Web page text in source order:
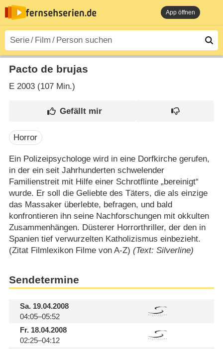
App öffnen
Pacto de brujas
E2003 (107 Min.)
Horror
Ein Polizeipsychologe wird in eine Dorfkirche gerufen,
in der ein seit Jahrhunderten schwelender
Familienstreit mit Hilfe einer Schrotflinte „bereinigt“
wurde. Er soll die Geliebte des Täters, die als einzige
das Massaker überlebte, befragen, und bald
konfrontieren ihn seine Nachforschungen mit okkulten
Zusammenhängen. Düsterer Horrorthriller, der den in
Spanien tief verwurzelten Katholizismus einbezieht.
(Zitat Filmlexikon Filme von A-Z) (Text: Silverline)
Sendetermine
Sa.19.04.2008
04:05–05:52
Fr.18.04.2008
02:25–04:12